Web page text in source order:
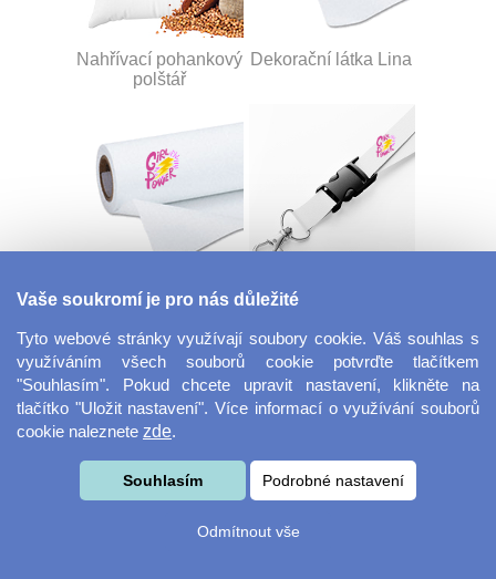
Nahřívací pohankový
polštář
Dekorační látka Lina
Dekorační látka
Miranda
Šňůrka na klíče s
Velkoformátová
Svačinový box
Vaše soukromí je pro nás důležité
Tyto webové stránky využívají soubory cookie. Váš souhlas s
využíváním všech souborů cookie potvrďte tlačítkem
"Souhlasím". Pokud chcete upravit nastavení, klikněte na
tlačítko "Uložit nastavení". Více informací o využívání souborů
cookie naleznete zde.
Souhlasím Podrobné nastavení
Odmítnout vše